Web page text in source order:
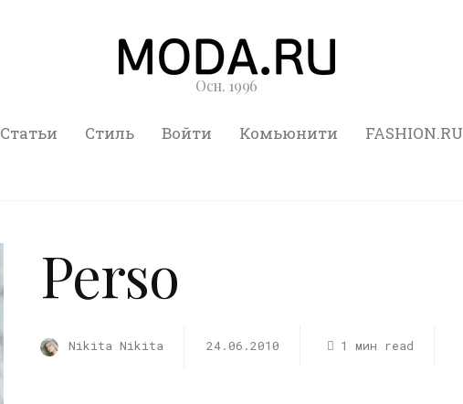
Осн. 1996
Статьи Стиль Войти Комьюнити FASHION.RU
Perso
Nikita Nikita 24.06.2010 1 мин read